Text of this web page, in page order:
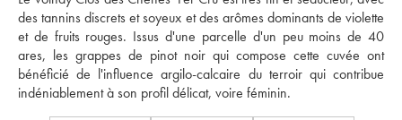
des tannins discrets et soyeux et des arômes dominants de violette
et de fruits rouges. Issus d'une parcelle d'un peu moins de 40
ares, les grappes de pinot noir qui compose cette cuvée ont
bénéficié de l'influence argilo-calcaire du terroir qui contribue
indéniablement à son profil délicat, voire féminin.